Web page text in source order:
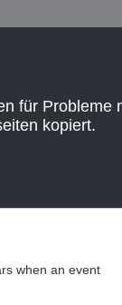
für Probleme
kopiert.
when an event